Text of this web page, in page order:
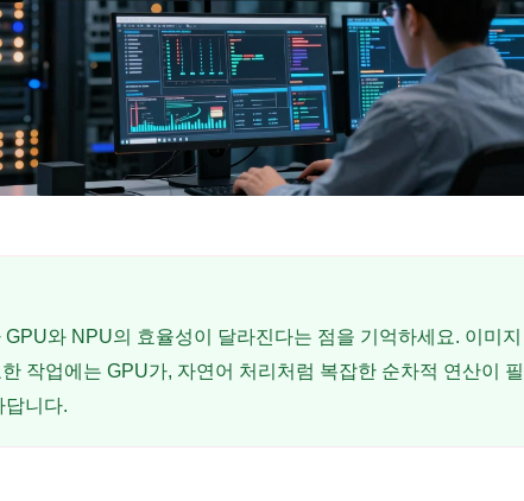
와 NPU의 효율성이 달라진다는 점을 기억하세요. 이미지
작업에는 GPU가, 자연어 처리처럼 복잡한 순차적 연산이
답니다.